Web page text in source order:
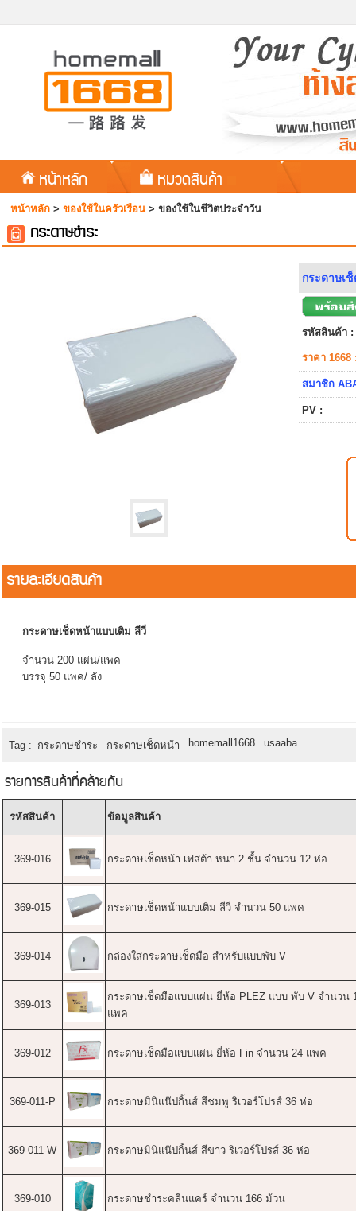
หน้าหลัก หมวดสินค้า
หน้าหลัก > ของใช้ในครัวเรือน > ของใช้ในชีวิตประจำวัน
กระดาษชำระ
กระดาษเ
รหัสสินค้า :
ราคา 1668
สมาชิก
PV :
รายละเอียดสินค้า
กระดาษเช็ดหน้าแบบเติม ลีวี่
จำนวน 200 แผ่น/แพค
บรรจุ 50 แพค/ ลัง
Tag : กระดาษชำระ กระดาษเช็ดหน้า homemall1668 usaaba
รายการสินค้าที่คล้ายกัน
รหัสสินค้า ข้อมูลสินค้า
369-016 กระดาษเช็ดหน้า เฟสต้า หนา 2 ชั้น จำนวน 12 ห่อ
369-015 กระดาษเช็ดหน้าแบบเติม ลีวี่ จำนวน 50 แพค
369-014 กล่องใส่กระดาษเช็ดมือ สำหรับแบบพับ V
369-013
กระดาษเช็ดมือแบบแผ่น ยี่ห้อ PLEZ แบบ พับ V จำนวน
แพค
369-012 กระดาษเช็ดมือแบบแผ่น ยี่ห้อ Fin จำนวน 24 แพค
369-011-P กระดาษมินิแน๊ปกิ้นส์ สีชมพู ริเวอร์โปรส์ 36 ห่อ
369-011-W กระดาษมินิแน๊ปกิ้นส์ สีขาว ริเวอร์โปรส์ 36 ห่อ
369-010 กระดาษชำระคลีนแคร์ จำนวน 166 ม้วน